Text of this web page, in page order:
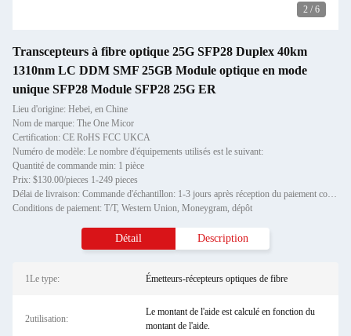
2 / 6
Transcepteurs à fibre optique 25G SFP28 Duplex 40km
1310nm LC DDM SMF 25GB Module optique en mode
unique SFP28 Module SFP28 25G ER
Lieu d'origine: Hebei, en Chine
Nom de marque: The One Micor
Certification: CE RoHS FCC UKCA
Numéro de modèle: Le nombre d'équipements utilisés est le suivant:
Quantité de commande min: 1 pièce
Prix: $130.00/pieces 1-249 pieces
Délai de livraison: Commande d'échantillon: 1-3 jours après réception du paiement complet Commande de stock: 3-7 jours a
Conditions de paiement: T/T, Western Union, Moneygram, dépôt
Détail Description
1Le type: Émetteurs-récepteurs optiques de fibre
2utilisation:
Le montant de l'aide est calculé en fonction du
montant de l'aide.